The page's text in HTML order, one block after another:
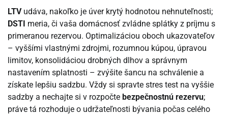
LTVudáva, nakoľko je úver krytý hodnotou nehnuteľnosti;
DSTI meria, či vaša domácnosť zvládne splátky z príjmu s
primeranou rezervou. Optimalizáciou oboch ukazovateľov
– vyššími vlastnými zdrojmi, rozumnou kúpou, úpravou
limitov, konsolidáciou drobných dlhov a správnym
nastavením splatnosti – zvýšite šancu na schválenie a
získate lepšiu sadzbu. Vždy si spravte stres test na vyššie
sadzby a nechajte si v rozpočte bezpečnostnú rezervu;
práve tá rozhoduje o udržateľnosti bývania počas celého